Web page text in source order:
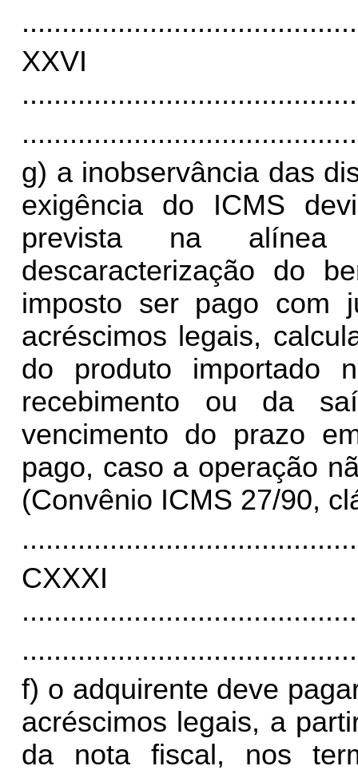
g) a inobservância das
exigência do ICMS
prevista na alínea
descaracterização do
imposto ser pago com
acréscimos legais,
do produto importado
recebimento ou da
vencimento do prazo
pago, caso a operação
(Convênio ICMS 27/90,
f) o adquirente deve
acréscimos legais, a
da nota fiscal, nos